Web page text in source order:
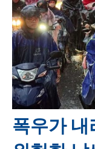
폭우가 내